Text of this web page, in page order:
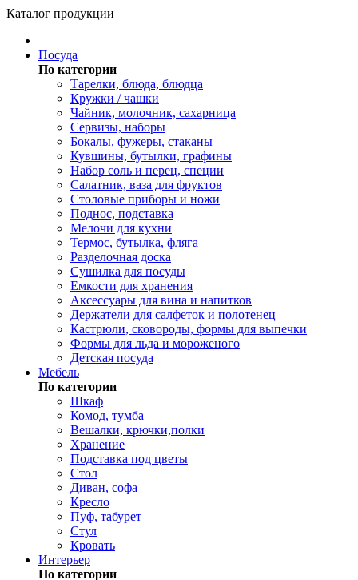
Каталог продукции
Посуда
По категории
Тарелки, блюда, блюдца
Кружки / чашки
Чайник, молочник, сахарница
Сервизы, наборы
Бокалы, фужеры, стаканы
Кувшины, бутылки, графины
Набор соль и перец, специи
Салатник, ваза для фруктов
Столовые приборы и ножи
Поднос, подставка
Мелочи для кухни
Термос, бутылка, фляга
Разделочная доска
Сушилка для посуды
Емкости для хранения
Аксессуары для вина и напитков
Держатели для салфеток и полотенец
Кастрюли, сковороды, формы для выпечки
Формы для льда и мороженого
Детская посуда
Мебель
По категории
Шкаф
Комод, тумба
Вешалки, крючки,полки
Хранение
Подставка под цветы
Стол
Диван, софа
Кресло
Пуф, табурет
Стул
Кровать
Интерьер
По категории